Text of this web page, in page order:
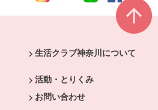
生活クラブ神奈川について
活動・とりくみ
お問い合わせ